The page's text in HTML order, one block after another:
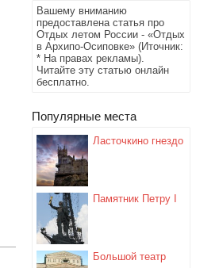
Вашему вниманию
предоставлена статья про
Отдых летом России - «Отдых
в Архипо-Осиповке» (Иточник:
* На правах рекламы).
Читайте эту статью онлайн
бесплатно.
Популярные места
Ласточкино гнездо
Памятник Петру I
Большой театр